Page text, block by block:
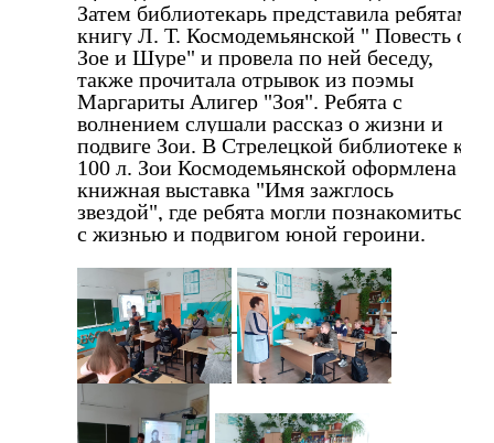
Затем библиотекарь представила ребятам
книгу Л. Т. Космодемьянской " Повесть о
Зое и Шуре" и провела по ней беседу,
также прочитала отрывок из поэмы
Маргариты Алигер "Зоя". Ребята с
волнением слушали рассказ о жизни и
подвиге Зои. В Стрелецкой библиотеке к
100 л. Зои Космодемьянской оформлена
книжная выставка "Имя зажглось
звездой", где ребята могли познакомиться
с жизнью и подвигом юной героини.